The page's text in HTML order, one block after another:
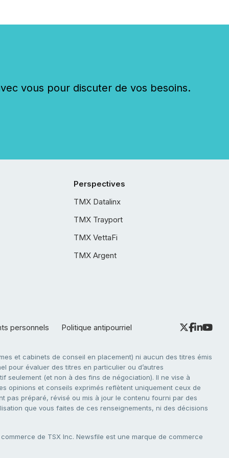
vous pour discuter de vos besoins.
Perspectives
TMX Datalinx
TMX Trayport
TMX VettaFi
TMX Argent
personnels Politique antipourriel
et cabinets de conseil en placement) ni aucun des titres émis
pour évaluer des titres en particulier ou d’autres
seulement (et non à des fins de négociation). Il ne vise à
opinions et conseils exprimés reflètent uniquement ceux de
pas préparé, révisé ou mis à jour le contenu fourni par des
que vous faites de ces renseignements, ni des décisions
de TSX Inc. Newsfile est une marque de commerce